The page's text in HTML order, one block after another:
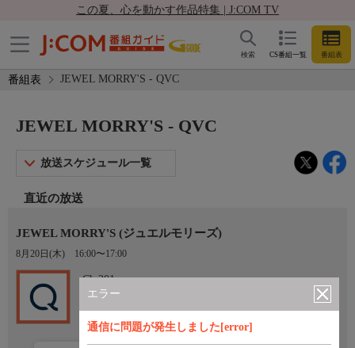
この夏、心を動かす作品特集 | J:COM TV
CS番組一覧 番組表
検索
番組表 JEWEL MORRY'S - QVC
エラー
通信に問題が発生しました[error]
JEWEL MORRY'S - QVC
放送スケジュール一覧
直近の放送
JEWEL MORRY'S (ジュエルモリーズ)
8月20日(木) 16:00〜17:00
Ch.201
QVC